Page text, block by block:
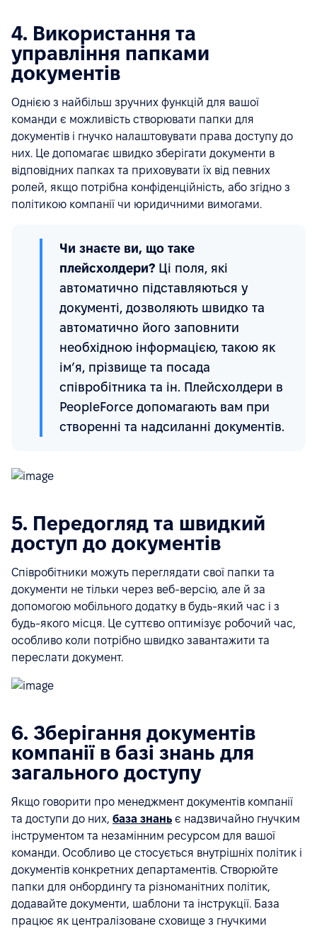
4. Використання та
управління папками
документів
Однією з найбільш зручних функцій для вашої
команди є можливість створювати папки для
документів і гнучко налаштовувати права доступу до
них. Це допомагає швидко зберігати документи в
відповідних папках та приховувати їх від певних
ролей, якщо потрібна конфіденційність, або згідно з
політикою компанії чи юридичними вимогами.
Чи знаєте ви, що таке
плейсхолдери? Ці поля, які
автоматично підставляються у
документі, дозволяють швидко та
автоматично його заповнити
необхідною інформацією, такою як
ім’я, прізвище та посада
співробітника та ін. Плейсхолдери в
PeopleForce допомагають вам при
створенні та надсиланні документів.
5. Передогляд та швидкий
доступ до документів
Співробітники можуть переглядати свої папки та
документи не тільки через веб-версію, але й за
допомогою мобільного додатку в будь-який час і з
будь-якого місця. Це суттєво оптимізує робочий час,
особливо коли потрібно швидко завантажити та
переслати документ.
6. Зберігання документів
компанії в базі знань для
загального доступу
Якщо говорити про менеджмент документів компанії
та доступи до них, база знань є надзвичайно гнучким
інструментом та незамінним ресурсом для вашої
команди. Особливо це стосується внутрішніх політик і
документів конкретних департаментів. Створюйте
папки для онбордингу та різноманітних політик,
додавайте документи, шаблони та інструкції. База
працює як централізоване сховище з гнучкими